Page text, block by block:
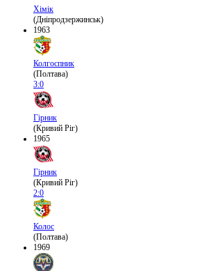
Хімік
(Дніпродзержинськ)
1963
Колгоспник
(Полтава)
3:0
Гірник
(Кривий Ріг)
1965
Гірник
(Кривий Ріг)
2:0
Колос
(Полтава)
1969